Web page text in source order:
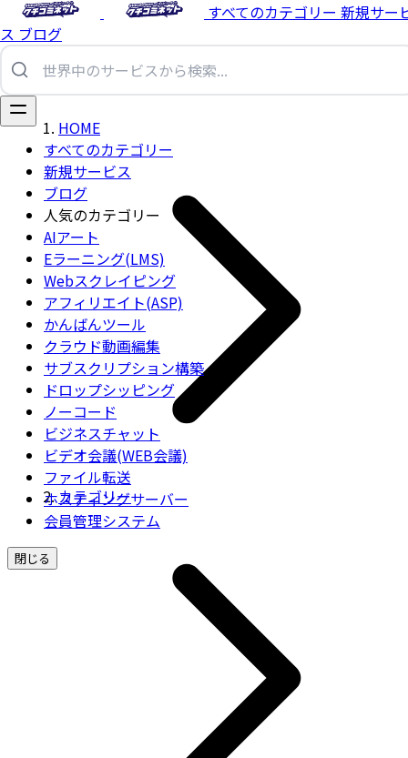
すべてのカテゴリー 新規サー
ス ブログ
すべてのカテゴリー
新規サービス
ブログ
人気のカテゴリー
AIアート
Eラーニング(LMS)
Webスクレイピング
アフィリエイト(ASP)
かんばんツール
クラウド動画編集
サブスクリプション構築
ドロップシッピング
ノーコード
ビジネスチャット
ビデオ会議(WEB会議)
ファイル転送
ホスティングサーバー
会員管理システム
閉じる
HOME
カテゴリー